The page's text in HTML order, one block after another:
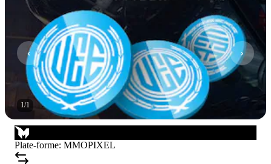
1/1
Plate-forme: MMOPIXEL